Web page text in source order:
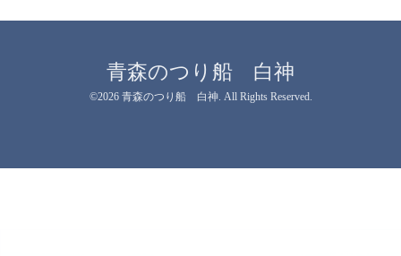
青森のつり船 白神
©2026 青森のつり船 白神. All Rights Reserved.